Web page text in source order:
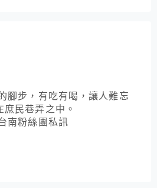
腳步，有吃有喝，讓人難忘
民巷弄之中。
南粉絲團私訊